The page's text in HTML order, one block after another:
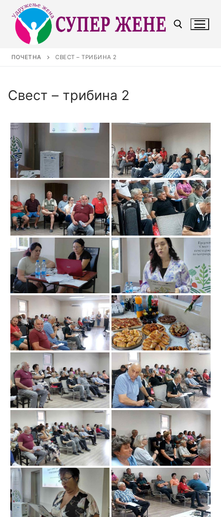
ПОЧЕТНА СВЕСТ – ТРИБИНА 2
Свест – трибина 2